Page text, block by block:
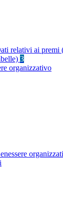
relativi ai premi
3
organizzativo